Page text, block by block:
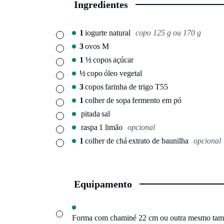
Ingredientes
▢ 1 iogurte natural copo 125 g ou 170 g
▢ 3ovos M
▢ 1 ½coposaçúcar
▢ ½copoóleo vegetal
▢ 3coposfarinha de trigo T55
▢ 1 colher de sopa fermento em pó
▢ pitada sal
▢ raspa 1 limão opcional
▢ 1 colher de chá extrato de baunilha opcional
Equipamento
Forma com chaminé 22 cm ou outra mesmo